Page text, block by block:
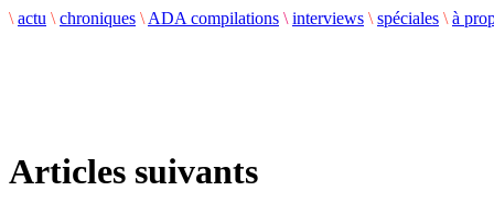
\ actu \ chroniques \ ADA compilations \ interviews \ spéciales \ à
Articles suivants